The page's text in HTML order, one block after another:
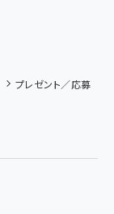
プレゼント／応募